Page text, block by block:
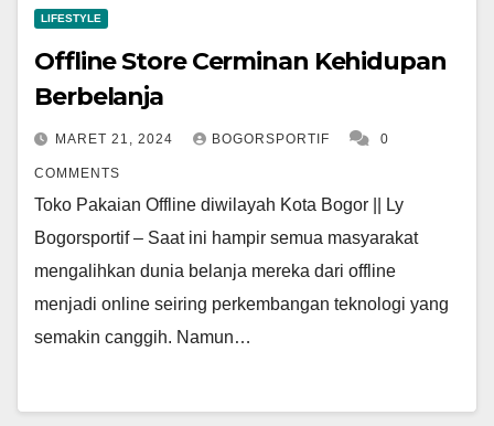
LIFESTYLE
Offline Store Cerminan Kehidupan
Berbelanja
MARET 21, 2024 BOGORSPORTIF 0
COMMENTS
Toko Pakaian Offline diwilayah Kota Bogor || Ly
Bogorsportif – Saat ini hampir semua masyarakat
mengalihkan dunia belanja mereka dari offline
menjadi online seiring perkembangan teknologi yang
semakin canggih. Namun…